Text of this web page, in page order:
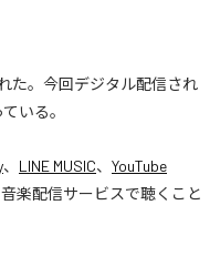
れた。今回デジタル配信され
いる。
、 LINE MUSIC、 YouTube
楽配信サービスで聴くこと